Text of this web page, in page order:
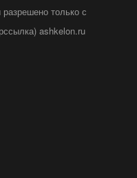
только с
ashkelon.ru